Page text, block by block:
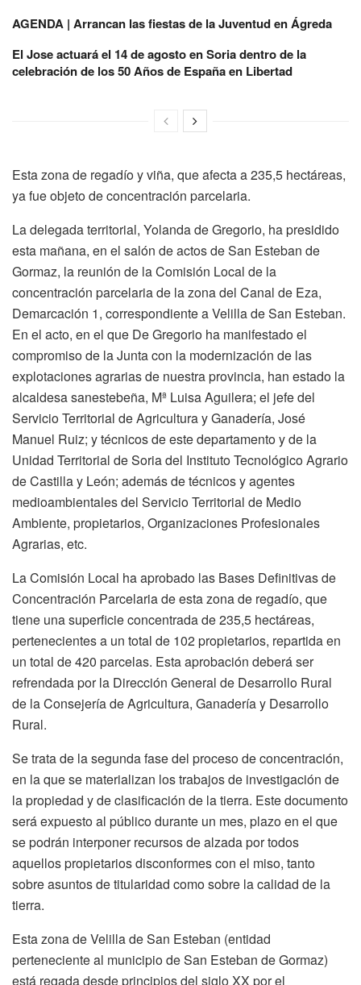
AGENDA | Arrancan las fiestas de la Juventud en Ágreda
El Jose actuará el 14 de agosto en Soria dentro de la
celebración de los 50 Años de España en Libertad
Esta zona de regadío y viña, que afecta a 235,5 hectáreas,
ya fue objeto de concentración parcelaria.
La delegada territorial, Yolanda de Gregorio, ha presidido
esta mañana, en el salón de actos de San Esteban de
Gormaz, la reunión de la Comisión Local de la
concentración parcelaria de la zona del Canal de Eza,
Demarcación 1, correspondiente a Velilla de San Esteban.
En el acto, en el que De Gregorio ha manifestado el
compromiso de la Junta con la modernización de las
explotaciones agrarias de nuestra provincia, han estado la
alcaldesa sanestebeña, Mª Luisa Aguilera; el jefe del
Servicio Territorial de Agricultura y Ganadería, José
Manuel Ruiz; y técnicos de este departamento y de la
Unidad Territorial de Soria del Instituto Tecnológico Agrario
de Castilla y León; además de técnicos y agentes
medioambientales del Servicio Territorial de Medio
Ambiente, propietarios, Organizaciones Profesionales
Agrarias, etc.
La Comisión Local ha aprobado las Bases Definitivas de
Concentración Parcelaria de esta zona de regadío, que
tiene una superficie concentrada de 235,5 hectáreas,
pertenecientes a un total de 102 propietarios, repartida en
un total de 420 parcelas. Esta aprobación deberá ser
refrendada por la Dirección General de Desarrollo Rural
de la Consejería de Agricultura, Ganadería y Desarrollo
Rural.
Se trata de la segunda fase del proceso de concentración,
en la que se materializan los trabajos de investigación de
la propiedad y de clasificación de la tierra. Este documento
será expuesto al público durante un mes, plazo en el que
se podrán interponer recursos de alzada por todos
aquellos propietarios disconformes con el miso, tanto
sobre asuntos de titularidad como sobre la calidad de la
tierra.
Esta zona de Velilla de San Esteban (entidad
perteneciente al municipio de San Esteban de Gormaz)
está regada desde principios del siglo XX por el